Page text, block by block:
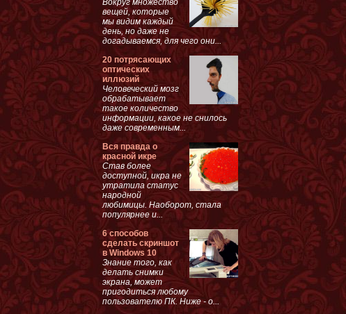
вещей, которые
мы видим каждый
день, но даже не
догадываемся, для чего они...
20 потрясающих
оптических
иллюзий
Человеческий мозг
обрабатывает
такое количество
информации, какое не снилось
даже современным...
Вся правда о
красной икре
Став более
доступной, икра не
утратила статус
народной
любимицы. Наоборот, стала
популярнее и...
6 способов
сделать скриншот
в Windows 10
Знание того, как
делать снимки
экрана, может
пригодиться любому
пользователю ПК. Ниже - о...